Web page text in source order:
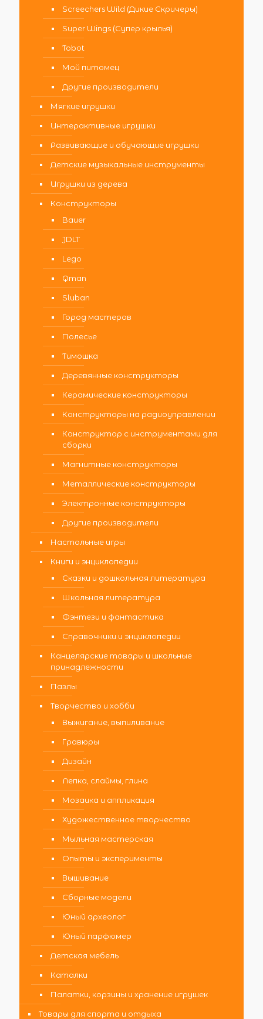
Screechers Wild (Дикие Скричеры)
Super Wings (Супер крылья)
Tobot
Мой питомец
Другие производители
Мягкие игрушки
Интерактивные игрушки
Развивающие и обучающие игрушки
Детские музыкальные инструменты
Игрушки из дерева
Конструкторы
Bauer
JDLT
Lego
Qman
Sluban
Город мастеров
Полесье
Тимошка
Деревянные конструкторы
Керамические конструкторы
Конструкторы на радиоуправлении
Конструктор с инструментами для
сборки
Магнитные конструкторы
Металлические конструкторы
Электронные конструкторы
Другие производители
Настольные игры
Книги и энциклопедии
Сказки и дошкольная литература
Школьная литература
Фэнтези и фантастика
Справочники и энциклопедии
Канцелярские товары и школьные
принадлежности
Пазлы
Творчество и хобби
Выжигание, выпиливание
Гравюры
Дизайн
Лепка, слаймы, глина
Мозаика и аппликация
Художественное творчество
Мыльная мастерская
Опыты и эксперименты
Вышивание
Сборные модели
Юный археолог
Юный парфюмер
Детская мебель
Каталки
Палатки, корзины и хранение игрушек
Товары для спорта и отдыха